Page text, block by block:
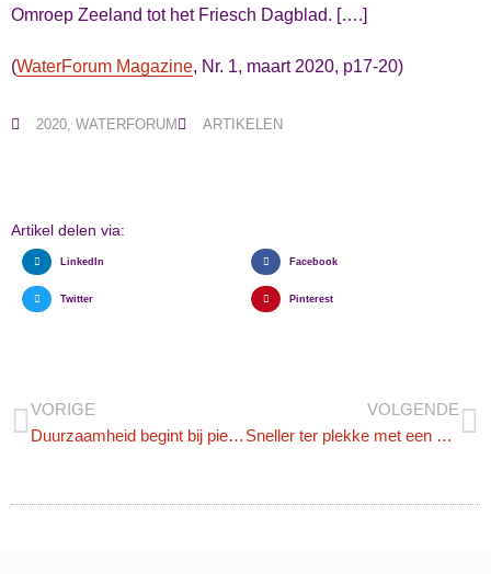
Omroep Zeeland tot het Friesch Dagblad. [….]
(WaterForum Magazine, Nr. 1, maart 2020, p17-20)
2020 WATERFORUM ARTIKELEN
Artikel delen via:
LinkedIn Facebook
Twitter Pinterest
VORIGE
Duurzaamheid begint bij piepschuim
VOLGENDE
Sneller ter plekke met een drone